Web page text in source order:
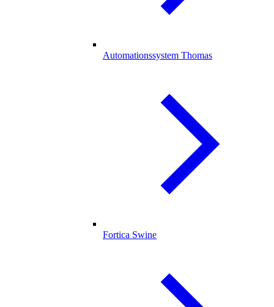
Automationssystem Thomas
Fortica Swine